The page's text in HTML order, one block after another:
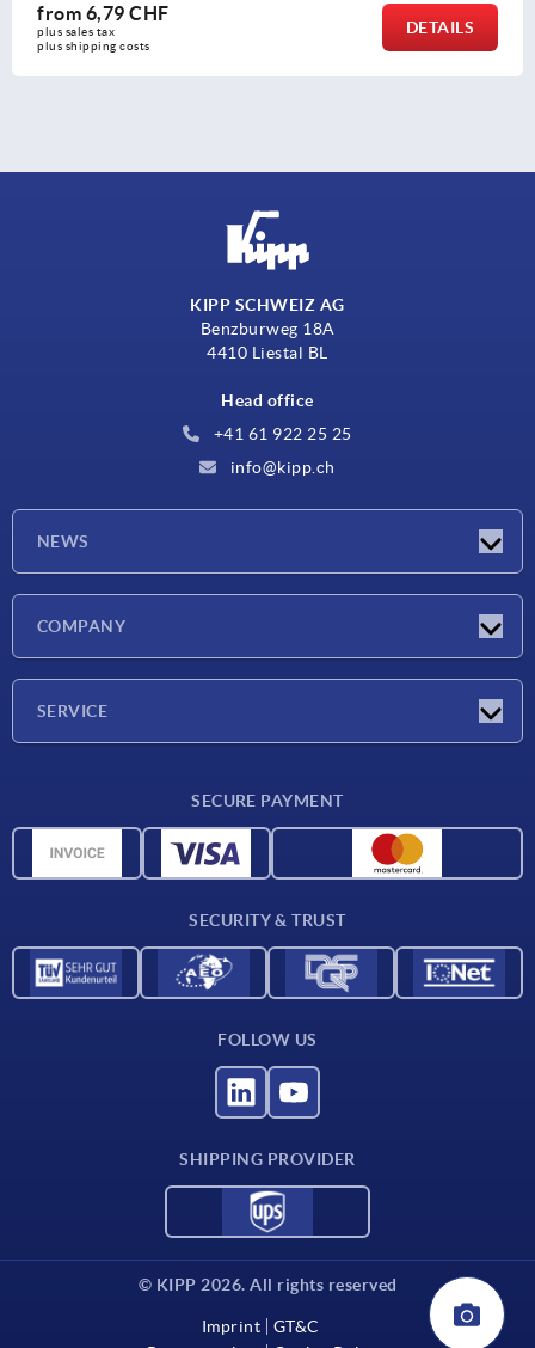
from6,79 CHF
plus sales tax
plus shipping costs
DETAILS
KIPP SCHWEIZ AG
Benzburweg 18A
4410 Liestal BL
Head office
+41 61 922 25 25
info@kipp.ch
NEWS
COMPANY
SERVICE
CAD data
SECURE PAYMENT
SECURITY & TRUST
FOLLOW US
SHIPPING PROVIDER
© KIPP 2026. All rights reserved
Imprint
GT&C